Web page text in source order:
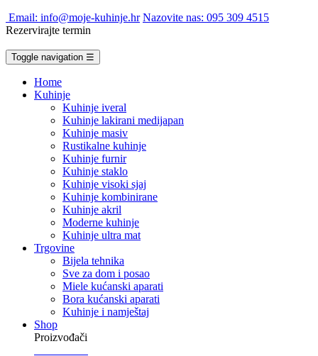
Email: info@moje-kuhinje.hr Nazovite nas: 095 309 4515
Rezervirajte termin
Toggle navigation ☰
Home
Kuhinje
Kuhinje iveral
Kuhinje lakirani medijapan
Kuhinje masiv
Rustikalne kuhinje
Kuhinje furnir
Kuhinje staklo
Kuhinje visoki sjaj
Kuhinje kombinirane
Kuhinje akril
Moderne kuhinje
Kuhinje ultra mat
Trgovine
Bijela tehnika
Sve za dom i posao
Miele kućanski aparati
Bora kućanski aparati
Kuhinje i namještaj
Shop
Proizvođači